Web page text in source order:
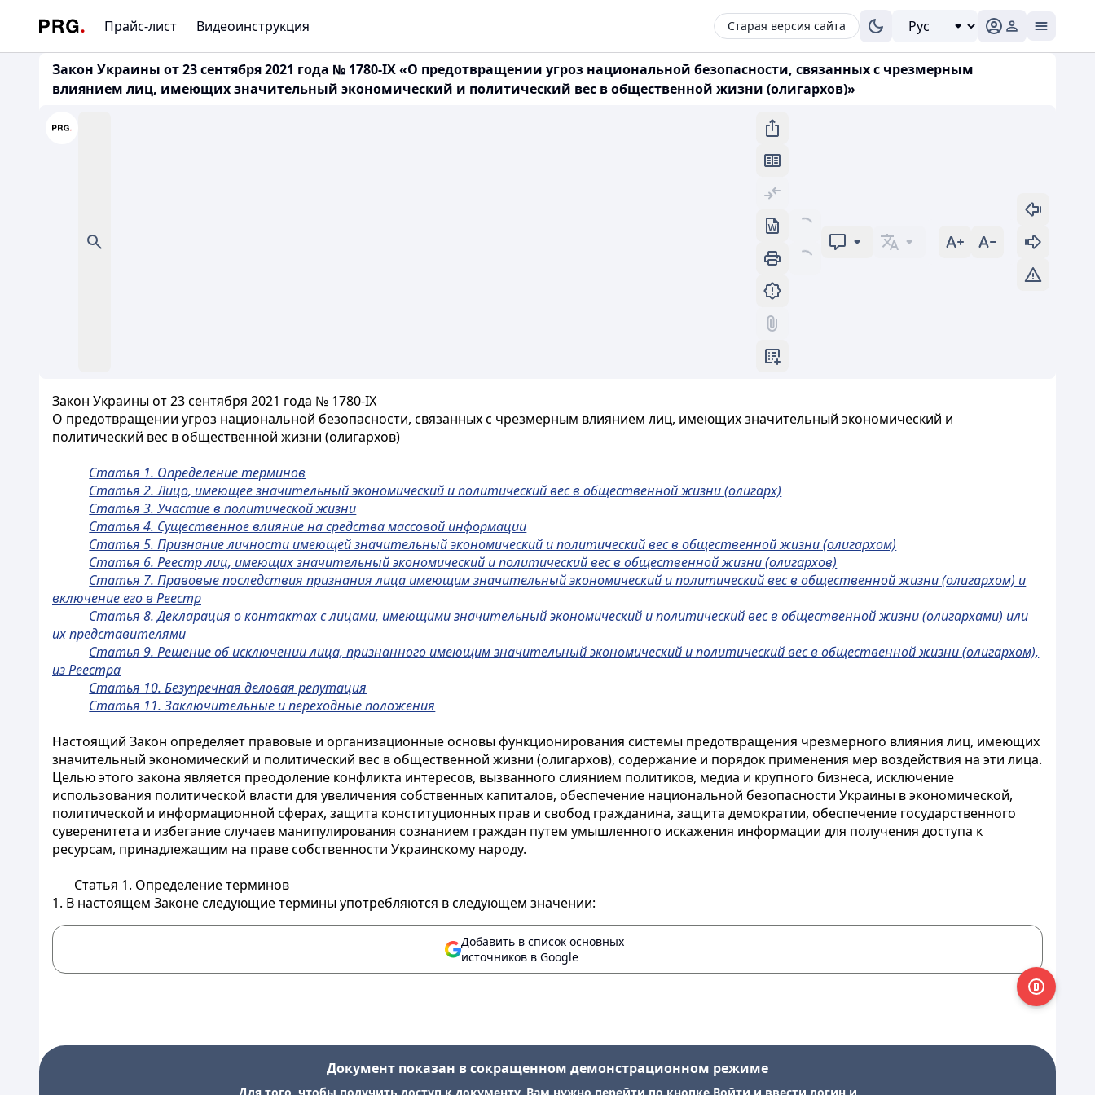
Прайс-лист Видеоинструкция Старая версия сайта
Закон Украины от 23 сентября 2021 года № 1780-IX «О предотвращении угроз национальной безопасности, связанных с чрезмерным
влиянием лиц, имеющих значительный экономический и политический вес в общественной жизни (олигархов)»
Закон Украины от 23 сентября 2021 года № 1780-IX
О предотвращении угроз национальной безопасности, связанных с чрезмерным влиянием лиц, имеющих значительный экономический и
политический вес в общественной жизни (олигархов)
Статья 1. Определение терминов
Статья 2. Лицо, имеющее значительный экономический и политический вес в общественной жизни (олигарх)
Статья 3. Участие в политической жизни
Статья 4. Существенное влияние на средства массовой информации
Статья 5. Признание личности имеющей значительный экономический и политический вес в общественной жизни (олигархом)
Статья 6. Реестр лиц, имеющих значительный экономический и политический вес в общественной жизни (олигархов)
Статья 7. Правовые последствия признания лица имеющим значительный экономический и политический вес в общественной жизни (олигархом) и
включение его в Реестр
Статья 8. Декларация о контактах с лицами, имеющими значительный экономический и политический вес в общественной жизни (олигархами) или
их представителями
Статья 9. Решение об исключении лица, признанного имеющим значительный экономический и политический вес в общественной жизни (олигархом),
из Реестра
Статья 10. Безупречная деловая репутация
Статья 11. Заключительные и переходные положения
Настоящий Закон определяет правовые и организационные основы функционирования системы предотвращения чрезмерного влияния лиц, имеющих
значительный экономический и политический вес в общественной жизни (олигархов), содержание и порядок применения мер воздействия на эти лица.
Целью этого закона является преодоление конфликта интересов, вызванного слиянием политиков, медиа и крупного бизнеса, исключение
использования политической власти для увеличения собственных капиталов, обеспечение национальной безопасности Украины в экономической,
политической и информационной сферах, защита конституционных прав и свобод гражданина, защита демократии, обеспечение государственного
суверенитета и избегание случаев манипулирования сознанием граждан путем умышленного искажения информации для получения доступа к
ресурсам, принадлежащим на праве собственности Украинскому народу.
Статья 1. Определение терминов
1. В настоящем Законе следующие термины употребляются в следующем значении:
Добавить в список основных
источников в Google
Документ показан в сокращенном демонстрационном режиме